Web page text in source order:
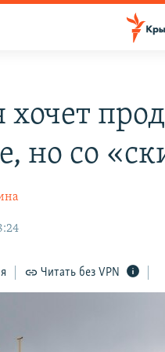
хочет
но со
Читать без VPN